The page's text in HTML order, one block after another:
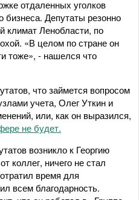
отдаленных уголков
бизнеса. Депутаты резонно
климат Ленобласти, по
«В целом по стране он
тоже», - нашелся что
что займется вопросом
учета, Олег Уткин и
или, как он выразился,
не будет.
возникло к Георгию
коллег, ничего не стал
время для
всем благодарность.